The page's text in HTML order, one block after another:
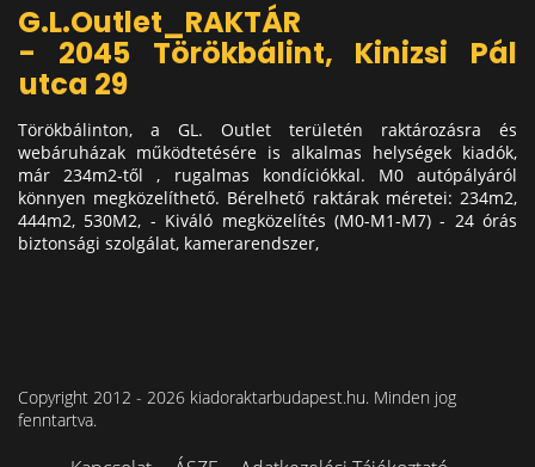
G.L.Outlet_RAKTÁR
- 2045 Törökbálint, Kinizsi Pál
utca 29
Törökbálinton, a GL. Outlet területén raktározásra és
webáruházak működtetésére is alkalmas helységek kiadók,
már 234m2-től , rugalmas kondíciókkal. M0 autópályáról
könnyen megközelíthető. Bérelhető raktárak méretei: 234m2,
444m2, 530M2, - Kiváló megközelítés (M0-M1-M7) - 24 órás
biztonsági szolgálat, kamerarendszer,
Copyright 2012 - 2026 kiadoraktarbudapest.hu. Minden jog
fenntartva.